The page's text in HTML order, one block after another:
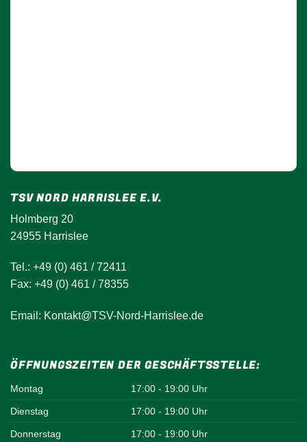
TSV NORD HARRISLEE E.V.
Holmberg 20
24955 Harrislee
Tel.: +49 (0) 461 / 72411
Fax: +49 (0) 461 / 78355
Email: Kontakt@TSV-Nord-Harrislee.de
ÖFFNUNGSZEITEN DER GESCHÄFTSSTELLE:
Montag 17:00 - 19:00 Uhr
Dienstag 17:00 - 19:00 Uhr
Donnerstag 17:00 - 19:00 Uhr